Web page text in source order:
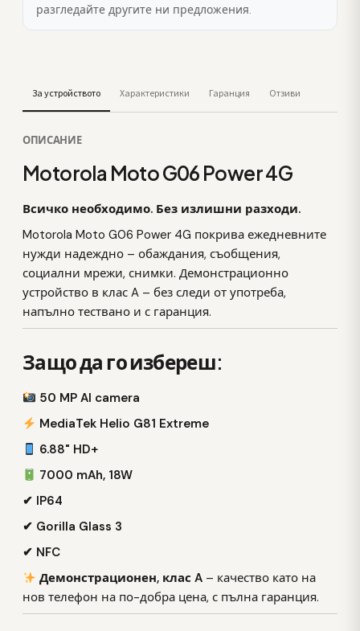
разгледайте другите ни предложения.
За устройството Характеристики Гаранция Отзиви
ОПИСАНИЕ
Motorola Moto G06 Power 4G
Всичко необходимо. Без излишни разходи.
Motorola Moto G06 Power 4G покрива ежедневните
нужди надеждно – обаждания, съобщения,
социални мрежи, снимки. Демонстрационно
устройство в клас A – без следи от употреба,
напълно тествано и с гаранция.
Защо да го избереш:
50 MP AI camera
MediaTek Helio G81 Extreme
6.88" HD+
7000 mAh, 18W
✔ IP64
✔ Gorilla Glass 3
✔ NFC
Демонстрационен, клас A – качество като на
нов телефон на по-добра цена, с пълна гаранция.